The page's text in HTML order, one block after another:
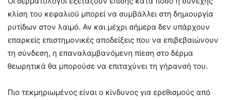
κλίση του κεφαλιού μπορεί να συμβάλλει στη δημιουργία
ρυτίδων στον λαιμό. Αν και μέχρι σήμερα δεν υπάρχουν
επαρκείς επιστημονικές αποδείξεις που να επιβεβαιώνουν
τη σύνδεση, η επαναλαμβανόμενη πίεση στο δέρμα
θεωρητικά θα μπορούσε να επιταχύνει τη γήρανσή του.
Πιο τεκμηριωμένος είναι ο κίνδυνος για ερεθισμούς από